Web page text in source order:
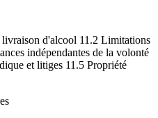
d'alcool 11.2 Limitations
indépendantes de la volonté
et litiges 11.5 Propriété